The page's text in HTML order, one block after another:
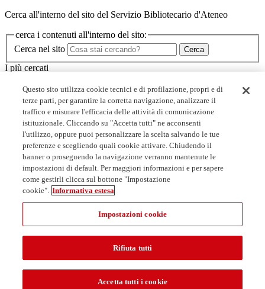
Cerca all'interno del sito del Servizio Bibliotecario d'Ateneo
cerca i contenuti all'interno del sito:
Cerca nel sito
Cerca
I più cercati
Minerva
I corsi dello SBA
Biblioteche
Servizi
Link utili
Prenota un posto in biblioteca
Collaborazioni studentesche
Open access: accordi con gli editori
MediaLibraryOnLine - MLOL
Questo sito utilizza cookie tecnici e di profilazione, propri e di
terze parti, per garantire la corretta navigazione, analizzare il
traffico e misurare l'efficacia delle attività di comunicazione
istituzionale. Cliccando su "Accetta tutti" ne acconsenti
l'utilizzo, oppure puoi personalizzare la scelta salvando le tue
preferenze e scegliendo quali cookie attivare. Chiudendo il
banner o proseguendo la navigazione verranno mantenute le
impostazioni di default. Per maggiori informazioni e per sapere
come gestirli clicca sul bottone "Impostazione
cookie". Informativa estesa
Impostazioni cookie
Rifiuta tutti
Accetta tutti i cookie